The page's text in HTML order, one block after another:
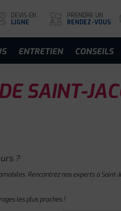
DEVIS EN
LIGNE
PRENDRE UN
RENDEZ-VOUS
ENTRETIEN CONSEILS
SAINT-
?
Rencontrez nos experts à Saint-
les plus proches !